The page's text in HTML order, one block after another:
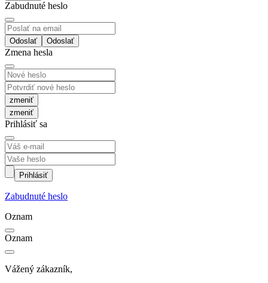
Zabudnuté heslo
Odoslať
Zmena hesla
zmeniť
Prihlásiť sa
Prihlásiť
Zabudnuté heslo
Oznam
Oznam
Vážený zákazník,